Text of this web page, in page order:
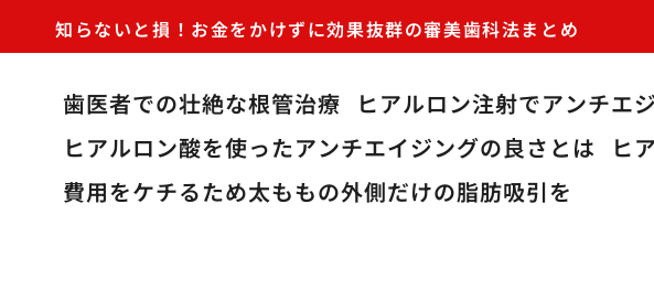
知らないと損！お金をかけずに効果抜群の審美歯科法まとめ
歯医者での壮絶な根管治療 ヒアルロン注射でアンチエ
ヒアルロン酸を使ったアンチエイジングの良さとは
ヒ
費用をケチるため太ももの外側だけの脂肪吸引を